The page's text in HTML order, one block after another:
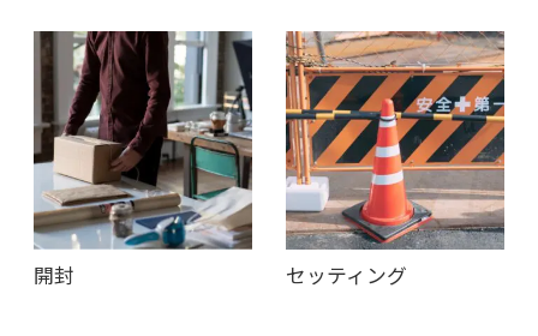
開封 セッティング